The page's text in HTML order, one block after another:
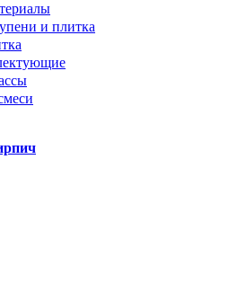
и плитка